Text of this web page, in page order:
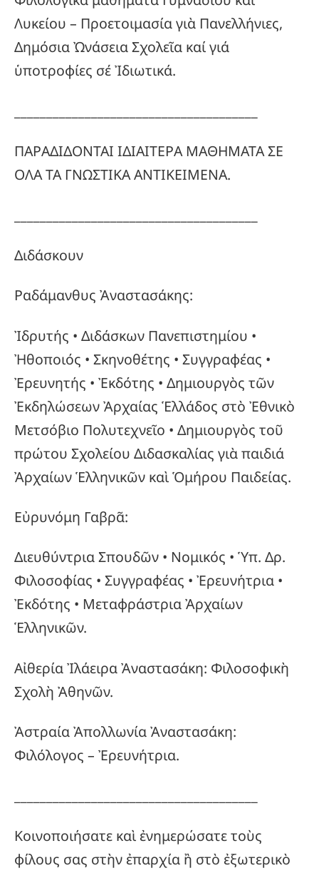
Λυκείου – Προετοιμασία γιὰ Πανελλήνιες,
Δημόσια Ὠνάσεια Σχολεῖα καί γιά
ὑποτροφίες σέ Ἰδιωτικά.
ΠΑΡΑΔΙΔΟΝΤΑΙ ΙΔΙΑΙΤΕΡΑ ΜΑΘΗΜΑΤΑ ΣΕ
ΟΛΑ ΤΑ ΓΝΩΣΤΙΚΑ ΑΝΤΙΚΕΙΜΕΝΑ.
Διδάσκουν
Ραδάμανθυς Ἀναστασάκης:
Ἰδρυτής • Διδάσκων Πανεπιστημίου •
Ἠθοποιός • Σκηνοθέτης • Συγγραφέας •
Ἐρευνητής • Ἐκδότης • Δημιουργὸς τῶν
Ἐκδηλώσεων Ἀρχαίας Ἑλλάδος στὸ Ἐθνικὸ
Μετσόβιο Πολυτεχνεῖο • Δημιουργὸς τοῦ
πρώτου Σχολείου Διδασκαλίας γιὰ παιδιά
Ἀρχαίων Ἑλληνικῶν καὶ Ὁμήρου Παιδείας.
Εὐρυνόμη Γαβρᾶ:
Διευθύντρια Σπουδῶν • Νομικός • Ὑπ. Δρ.
Φιλοσοφίας • Συγγραφέας • Ἐρευνήτρια •
Ἐκδότης • Μεταφράστρια Ἀρχαίων
Ἑλληνικῶν.
Αἰθερία Ἰλάειρα Ἀναστασάκη: Φιλοσοφικὴ
Σχολὴ Ἀθηνῶν.
Ἀστραία Ἀπολλωνία Ἀναστασάκη:
Φιλόλογος – Ἐρευνήτρια.
Κοινοποιήσατε καὶ ἐνημερώσατε τοὺς
φίλους σας στὴν ἐπαρχία ἢ στὸ ἐξωτερικὸ